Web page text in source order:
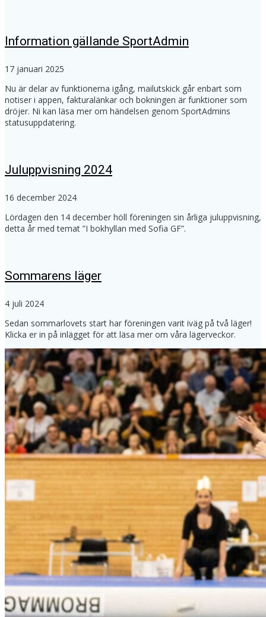
Information gällande SportAdmin
17 januari 2025
Nu är delar av funktionerna igång, mailutskick går enbart som
notiser i appen, fakturalänkar och bokningen är funktioner som
dröjer. Ni kan läsa mer om händelsen genom SportAdmins
statusuppdatering.
Juluppvisning 2024
16 december 2024
Lördagen den 14 december höll föreningen sin årliga juluppvisning,
detta år med temat ”I bokhyllan med Sofia GF”.
Sommarens läger
4 juli 2024
Sedan sommarlovets start har föreningen varit iväg på två läger!
Klicka er in på inlägget för att läsa mer om våra lägerveckor.